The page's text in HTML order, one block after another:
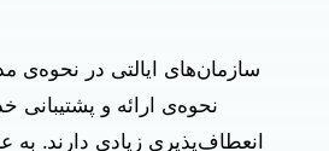
سازمان‌های ایالتی در نحوه‌ی
نحوه‌ی ارائه و پشتیبانی
انعطاف‌پذیری زیادی دارند. به